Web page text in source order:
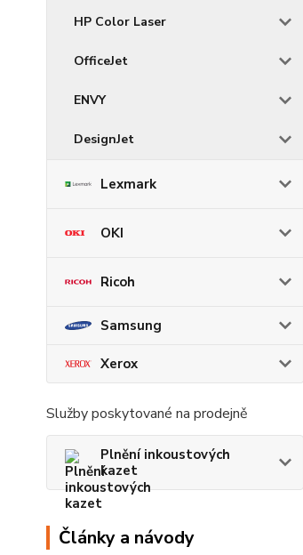
HP Color Laser
OfficeJet
ENVY
DesignJet
Lexmark
OKI
Ricoh
Samsung
Xerox
Služby poskytované na prodejně
Plnění inkoustových
kazet
Články a návody